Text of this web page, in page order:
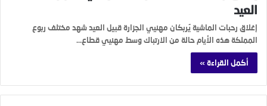
العيد
إغلاق رحبات الماشية يُربكان مهنيي الجزارة قبيل العيد شهد مختلف ربوع
المملكة هذه الأيام حالة من الارتباك وسط مهنيي قطاع…
أكمل القراءة »